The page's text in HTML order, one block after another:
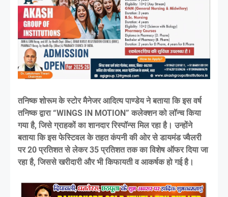
तनिष्क शोरूम के स्टोर मैनेजर आदित्य पाण्डेय ने बताया कि इस वर्ष
तनिष्क द्वारा “WINGS IN MOTION” कलेक्शन को लॉन्च किया
गया है, जिसे ग्राहकों का शानदार रिस्पॉन्स मिल रहा है। उन्होंने
बताया कि इस फेस्टिवल के तहत कंपनी की ओर से डायमंड ज्वैलरी
पर 20 प्रतिशत से लेकर 35 प्रतिशत तक का विशेष ऑफर दिया जा
रहा है, जिससे खरीदारी और भी किफायती व आकर्षक हो गई है।